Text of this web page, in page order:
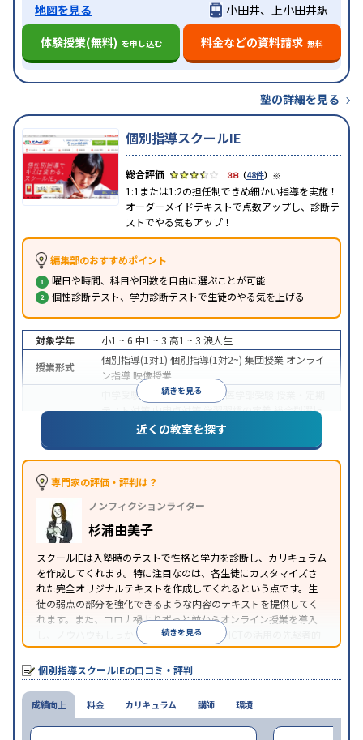
地図を見る
小田井、上小田井駅
体験授業(無料) を申し込む 料金などの資料請求 無料
塾の詳細を見る
個別指導スクールIE
3.8（48件） ※
1:1または1:2の担任制できめ細かい指導を実施！
オーダーメイドテキストで点数アップし、診断テ
ストでやる気もアップ！
編集部のおすすめポイント
曜日や時間、科目や回数を自由に選ぶことが可能
個性診断テスト、学力診断テストで生徒のやる気を上げる
続きを見る
対象学年 小1 ~ 6 中1 ~ 3 高1 ~ 3 浪人生
授業形式
個別指導(1対1) 個別指導(1対2~) 集団授業 オンライ
ン指導 映像授業
中学受験 高校受験大学受験 医学部受験
テスト対策内申点対策学習習慣の定着総合型選抜
(旧AO)対策 推薦入試対策学校別特化対策
中高一貫校生に対応
可能季節講習のみの受講可
※2023年3月調査。小学校高学年の個別指導塾アンケート調査方法
近くの教室を探す
専門家の評価・評判は？
ノンフィクションライター
杉浦由美子
スクールIEは入塾時のテストで性格と学力を診断し、カリキュラム
を作成してくれます。特に注目なのは、各生徒にカスタマイズさ
れた完全オリジナルテキストを作成してくれるという点です。生
徒の弱点の部分を強化できるような内容のテキストを提供してく
れます。また、コロナ禍よりずっと前からオンライン授業を導入
し、ノウハウもしっかりとしています。AIやICTの活用の先駆者的
な個別指導塾です。
続きを見る
個別指導スクールIEの口コミ・評判
成績向上 料金 カリキュラム 講師 環境